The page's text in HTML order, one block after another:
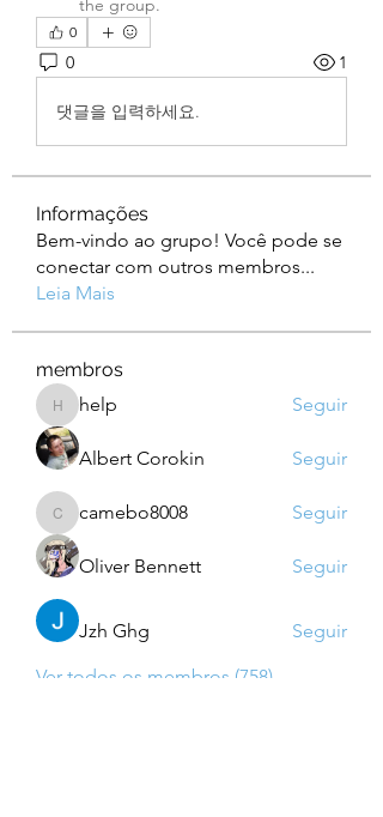
the group.
0
0 1
댓글을 입력하세요.
Informações
Bem-vindo ao grupo! Você pode se
conectar com outros membros...
Leia Mais
membros
helphelp Seguir
Albert Corokin Seguir
camebo8008
camebo8008 Seguir
Oliver Bennett Seguir
Jzh Ghg
Seguir
Ver todos os membros (758)